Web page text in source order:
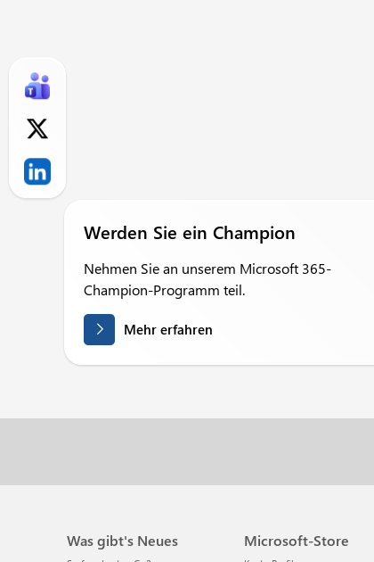
Werden Sie ein Champion
Nehmen Sie an unserem Microsoft 365-
Champion-Programm teil.
Mehr erfahren
Was gibt's Neues Microsoft-Store